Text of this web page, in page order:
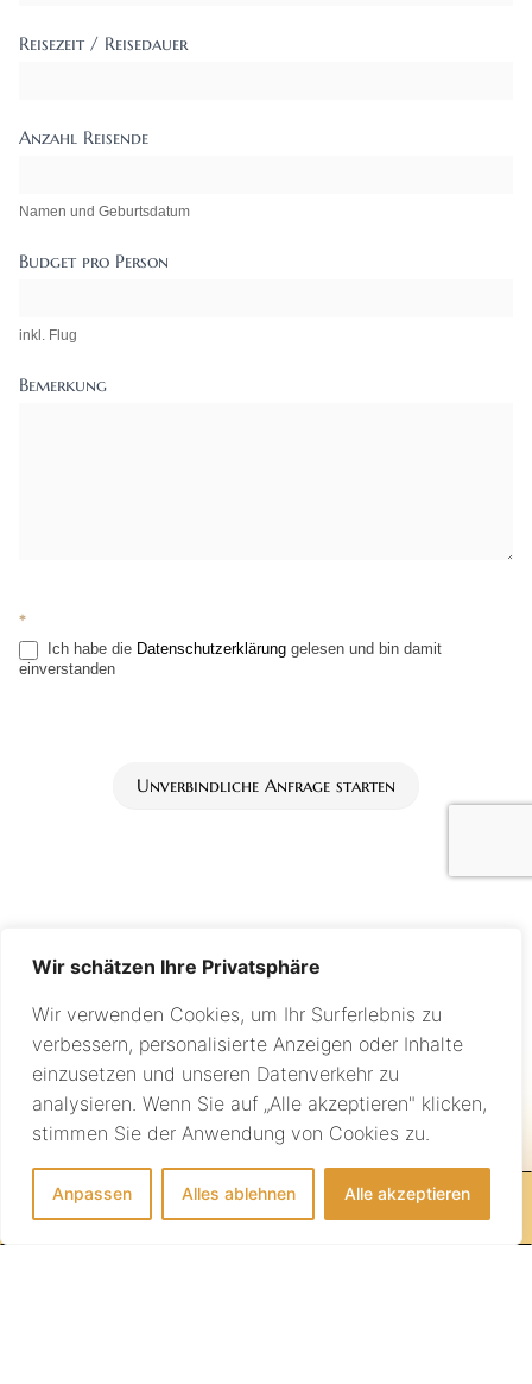
Wir schätzen Ihre Privatsphäre
Wir verwenden Cookies, um Ihr Surferlebnis zu
verbessern, personalisierte Anzeigen oder Inhalte
einzusetzen und unseren Datenverkehr zu
analysieren. Wenn Sie auf „Alle akzeptieren" klicken,
stimmen Sie der Anwendung von Cookies zu.
Anpassen Alles ablehnen Alle akzeptieren
Reisezeit / Reisedauer
Anzahl Reisende
Namen und Geburtsdatum
Budget pro Person
inkl. Flug
Bemerkung
*
Ich habe die Datenschutzerklärung gelesen und bin damit
einverstanden
Unverbindliche Anfrage starten
IHRE REISE BEGINNT HIER!
Individuelle Beratung